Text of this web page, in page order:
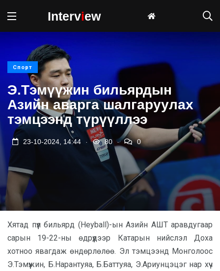
Interview
Спорт
Э.Тэмүүжин бильярдын
Азийн аварга шалгаруулах
тэмцээнд түрүүллээ
23-10-2024, 14:44 80 . 0
Хятад пүүл бильярд (Heyball)-ын Азийн АШТ аравдугаар
сарын 19-22-ны өдрүүдээр Катарын нийслэл Доха
хотноо явагдаж өндөрлөлөө. Эл тэмцээнд Монголоос
Э.Тэмүүжин, Б.Нарантуяа, Б.Баттуяа, Э.Ариунцэцэг нар хүч